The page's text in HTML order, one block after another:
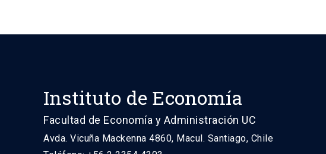
Instituto de Economía
Facultad de Economía y Administración UC
Avda. Vicuña Mackenna 4860, Macul. Santiago, Chile